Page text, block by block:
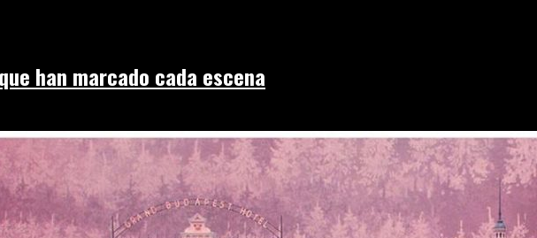
han marcado cada escena